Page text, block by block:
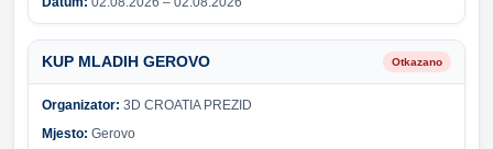
KUP MLADIH GEROVO Otkazano
Organizator: 3D CROATIA PREZID
Mjesto: Gerovo